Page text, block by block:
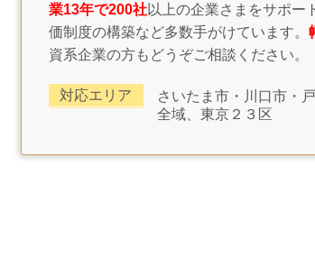
業13年で200社以上の企業さまをサポー
価制度の構築など多数手がけています。
資系企業の方もどうぞご相談ください。
対応エリア
さいたま市・川口市・
全域、東京２３区